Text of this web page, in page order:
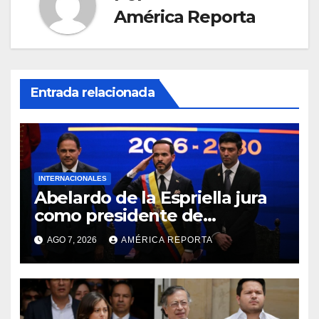
América Reporta
Entrada relacionada
INTERNACIONALES
Abelardo de la Espriella jura
como presidente de
Colombia para el periodo
2026-2030
AGO 7, 2026 AMÉRICA REPORTA